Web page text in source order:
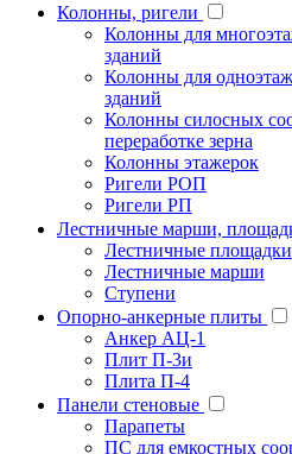
Колонны, ригели
Колонны для
зданий
Колонны для
зданий
Колонны силосных
переработке зерна
Колонны этажерок
Ригели РОП
Ригели РП
Лестничные марши,
Лестничные площадки
Лестничные марши
Ступени
Опорно-анкерные плиты
Анкер АЦ-1
Плит П-3и
Плита П-4
Панели стеновые
Парапеты
ПС для емкостных